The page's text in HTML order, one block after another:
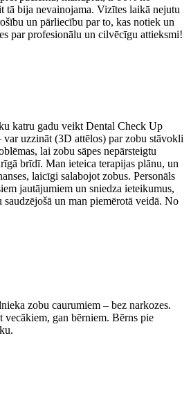
tā bija nevainojama. Vizītes laikā nejutu
un pārliecību par to, kas notiek un
par profesionālu un cilvēcīgu attieksmi!
katru gadu veikt Dental Check Up
uzzināt (3D attēlos) par zobu stāvokli
lai zobu sāpes nepārsteigtu
brīdī. Man ieteica terapijas plānu, un
laicīgi salabojot zobus. Personāls
jautājumiem un sniedza ieteikumus,
un man piemērotā veidā. No
zobu caurumiem – bez narkozes.
vecākiem, gan bērniem. Bērns pie